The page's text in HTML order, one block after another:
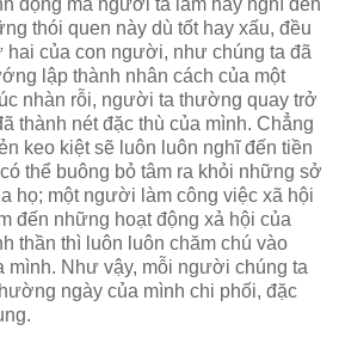
thói quen này dù tốt hay xấu, đều
hai của con người, như chúng ta đã
lập thành nhân cách của một
nhàn rỗi, người ta thường quay trở
thành nét đặc thù của mình. Chẳng
keo kiệt sẽ luôn luôn nghĩ đến tiền
thể buông bỏ tâm ra khỏi những sở
họ; một người làm công việc xã hội
đến những hoạt động xả hội của
thần thì luôn luôn chăm chú vào
mình. Như vậy, mỗi người chúng ta
ngày của mình chi phối, đặc